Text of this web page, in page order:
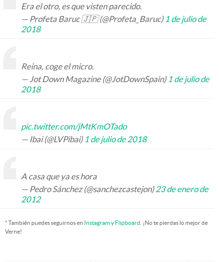
Era el otro, es que visten parecido.
— Profeta Baruc 🇯🇵 (@Profeta_Baruc) 1 de julio de
2018
Reina, coge el micro.
— Jot Down Magazine (@JotDownSpain) 1 de julio de
2018
pic.twitter.com/jMtKmOTado
— Ibai (@LVPibai) 1 de julio de 2018
A casa que ya es hora
— Pedro Sánchez (@sanchezcastejon)23 de enero de
2012
* También puedes seguirnos en Instagramy Flipboard . ¡No te pierdas lo mejor de
Verne!